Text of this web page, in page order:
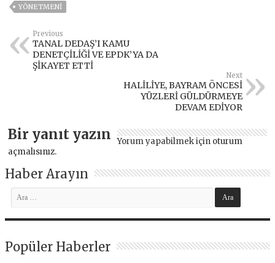
YÖNETMENİ
Previous
TANAL DEDAŞ’I KAMU
DENETÇİLİĞİ VE EPDK’YA DA
ŞİKAYET ETTİ
Next
HALİLİYE, BAYRAM ÖNCESİ
YÜZLERİ GÜLDÜRMEYE
DEVAM EDİYOR
Bir yanıt yazın Yorum yapabilmek için oturum
açmalısınız.
Haber Arayın
Popüler Haberler